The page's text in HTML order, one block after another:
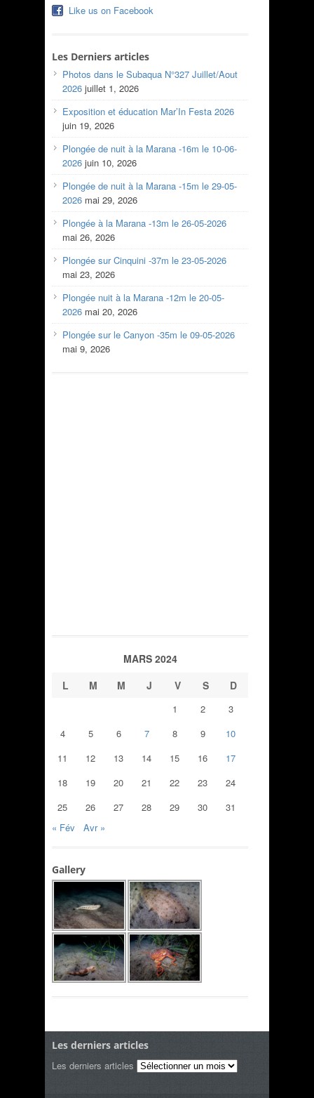
Like us on Facebook
Les Derniers articles
Photos dans le Subaqua N°327 Juillet/Aout
2026 juillet 1, 2026
Exposition et éducation Mar’In Festa 2026
juin 19, 2026
Plongée de nuit à la Marana -16m le 10-06-
2026 juin 10, 2026
Plongée de nuit à la Marana -15m le 29-05-
2026 mai 29, 2026
Plongée à la Marana -13m le 26-05-2026
mai 26, 2026
Plongée sur Cinquini -37m le 23-05-2026
mai 23, 2026
Plongée nuit à la Marana -12m le 20-05-
2026 mai 20, 2026
Plongée sur le Canyon -35m le 09-05-2026
mai 9, 2026
MARS 2024
L
M M J V S D
1 2
3
4
5 6 7 8 9
10
11
12 13 14 15 16
17
18
19 20 21 22 23
24
25
26 27 28 29 30
31
« Fév
Avr »
Gallery
Les derniers articles
Les derniers articles